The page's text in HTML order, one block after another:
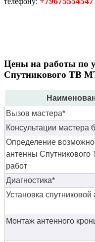
Цены на работы по
Спутникового ТВ
Вызов мастера*
Консультации мастера
Определение
антенны Спутникового
работ
Диагностика*
Установка
Монтаж антенного